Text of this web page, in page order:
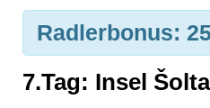
Radlerbonus:
7.Tag: Insel